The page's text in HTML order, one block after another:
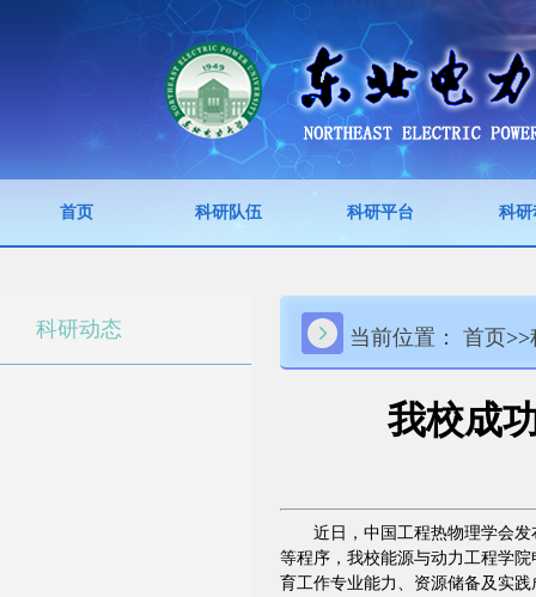
首页 科研队伍 科研平台 科研
科研动态 当前位置： 首页>>
我校成
近日，中国工程热物理学会
等程序，我校能源与动力工程学
育工作专业能力、资源储备及实